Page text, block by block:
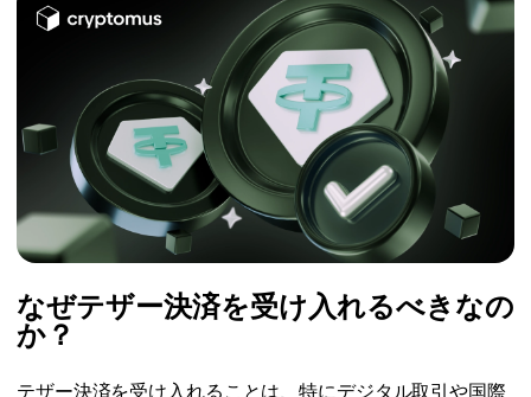
なぜテザー決済を受け入れるべきなの
か？
テザー決済を受け入れることは、特にデジタル取引や国際